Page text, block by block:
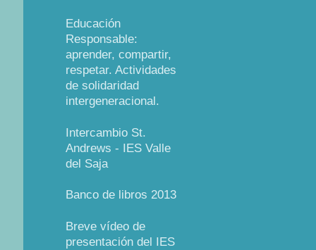
Educación
Responsable:
aprender, compartir,
respetar. Actividades
de solidaridad
intergeneracional.
Intercambio St.
Andrews - IES Valle
del Saja
Banco de libros 2013
Breve vídeo de
presentación del IES